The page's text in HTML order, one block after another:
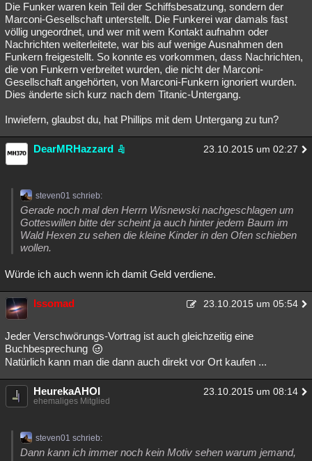
Die Funker waren kein Teil der Schiffsbesatzung, sondern der
Marconi-Gesellschaft unterstellt. Die Funkerei war damals fast
völlig ungeordnet, und wer mit wem Kontakt aufnahm oder
Nachrichten weiterleitete, war bis auf wenige Ausnahmen den
Funkern freigestellt. So konnte es vorkommen, dass Nachrichten,
die von Funkern verbreitet wurden, die nicht der Marconi-
Gesellschaft angehörten, von Marconi-Funkern ignoriert wurden.
Dies änderte sich kurz nach dem Titanic-Untergang.
Inwiefern, glaubst du, hat Phillips mit dem Untergang zu tun?
DearMRHazzard 23.10.2015 um 02:27
steven01 schrieb:
Gerade noch mal den Herrn Wisnewski nachgeschlagen um
Gotteswillen bitte der scheint ja auch hinter jedem Baum im
Wald Hexen zu sehen die kleine Kinder in den Ofen schieben
wollen.
Würde ich auch wenn ich damit Geld verdiene.
Issomad 23.10.2015 um 05:54
Jeder Verschwörungs-Vortrag ist auch gleichzeitig eine
Buchbesprechung
Natürlich kann man die dann auch direkt vor Ort kaufen ...
HeurekaAHOI 23.10.2015 um 08:14
ehemaliges Mitglied
steven01 schrieb:
Dann kann ich immer noch kein Motiv sehen warum jemand,